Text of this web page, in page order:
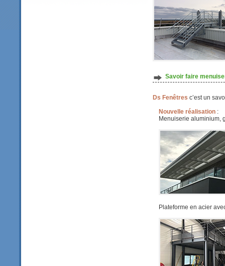
Savoir faire
Ds Fenêtres c’est un
Nouvelle réalisation:
Menuiserie aluminium,
Plateforme en acier